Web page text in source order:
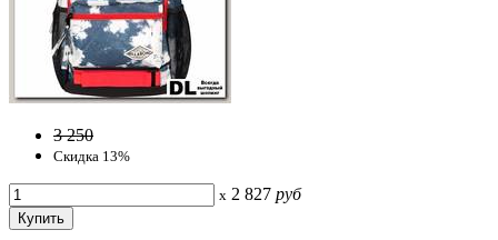
3 250
Скидка 13%
x 2 827 руб